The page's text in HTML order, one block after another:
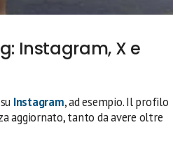
Instagram, X e
Instagram, ad esempio. Il profilo
aggiornato, tanto da avere oltre